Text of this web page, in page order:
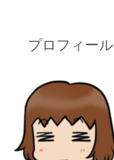
プロフィール